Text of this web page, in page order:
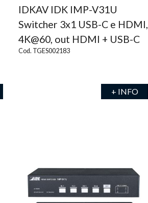
IDKAV IDK IMP-V31U
Switcher 3x1 USB-C e HDMI,
4K@60, out HDMI + USB-C
Cod. TGES002183
+ INFO